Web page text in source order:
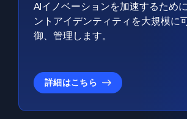
AIイノベーションを加速するため
ントアイデンティティを大規模に
御、管理します。
詳細はこちら